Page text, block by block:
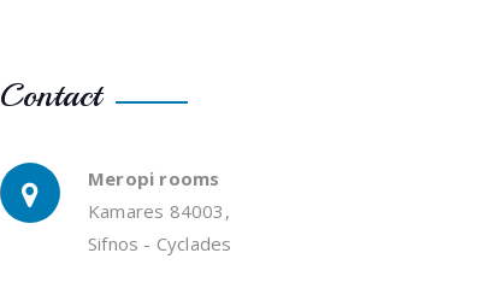
Contact
Meropi rooms
Kamares 84003,
Sifnos - Cyclades